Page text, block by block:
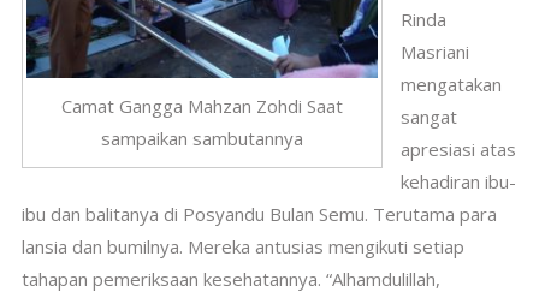
Camat Gangga Mahzan Zohdi Saat
sampaikan sambutannya
Rinda
Masriani
mengatakan
sangat
apresiasi atas
kehadiran ibu-
ibu dan balitanya di Posyandu Bulan Semu. Terutama para
lansia dan bumilnya. Mereka antusias mengikuti setiap
tahapan pemeriksaan kesehatannya. “Alhamdulillah,